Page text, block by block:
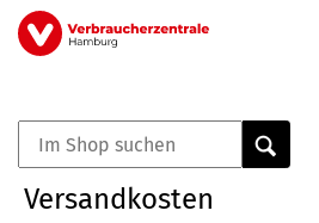
Direkt
zum
0
Versandkosten